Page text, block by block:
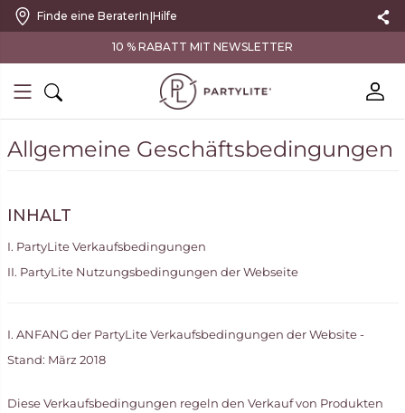
Finde eine BeraterIn|Hilfe
VERSANDKOSTENFREI AB 100 €
Allgemeine Geschäftsbedingungen
INHALT
I. PartyLite Verkaufsbedingungen
II. PartyLite Nutzungsbedingungen der Webseite
I. ANFANG der PartyLite Verkaufsbedingungen der Website -
Stand: März 2018
Diese Verkaufsbedingungen regeln den Verkauf von Produkten